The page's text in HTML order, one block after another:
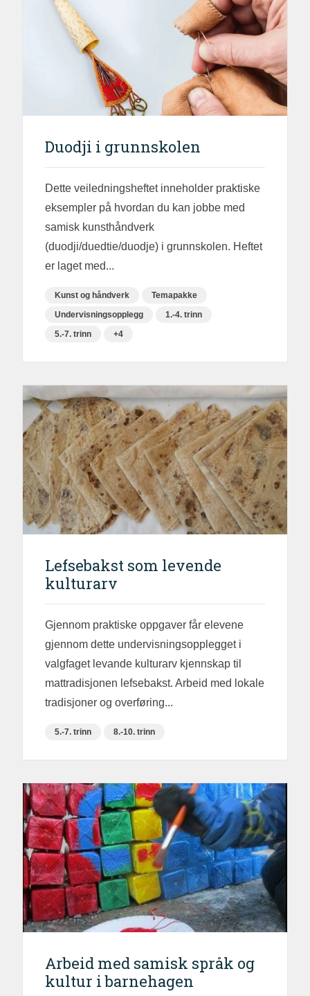
Duodji i grunnskolen
Dette veiledningsheftet inneholder praktiske
eksempler på hvordan du kan jobbe med
samisk kunsthåndverk
(duodji/duedtie/duodje) i grunnskolen. Heftet
er laget med...
Kunst og håndverk
Temapakke
Undervisningsopplegg
1.-4. trinn
5.-7. trinn
+4
Lefsebakst som levende
kulturarv
Gjennom praktiske oppgaver får elevene
gjennom dette undervisningsopplegget i
valgfaget levande kulturarv kjennskap til
mattradisjonen lefsebakst. Arbeid med lokale
tradisjoner og overføring...
5.-7. trinn 8.-10. trinn
Arbeid med samisk språk og
kultur i barnehagen